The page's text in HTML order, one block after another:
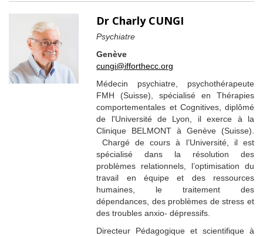
Dr Charly CUNGI
Psychiatre
Genève
cungi@ifforthecc.org
Médecin psychiatre, psychothérapeute
FMH (Suisse), spécialisé en Thérapies
comportementales et Cognitives, diplômé
de l'Université de Lyon, il exerce à la
Clinique BELMONT à Genève (Suisse).
Chargé de cours à l’Université, il est
spécialisé dans la résolution des
problèmes relationnels, l’optimisation du
travail en équipe et des ressources
humaines, le traitement des
dépendances, des problèmes de stress et
des troubles anxio- dépressifs.
Directeur Pédagogique et scientifique à